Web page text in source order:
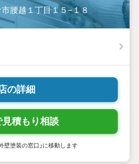
腰越１丁目１５−１８
の詳細
積もり相談
壁塗装の窓口」に移動します